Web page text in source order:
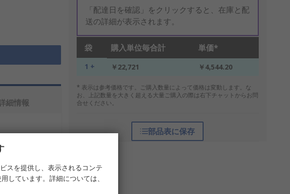
「配達日を確認」をクリックすると、在庫と配
送の詳細が表示されます。
袋 購入単位毎合計 単価*
1 + ￥22,721 ￥4,544.20
* 表示は参考価格です。ご購入数量によって価格は変動します。な
お、上記数量を大きく超える大量ご購入の際は右下チャットからお問
合せください。
部品表に保存
細情報
スを提供し、表示されるコンテ
しています。詳細については、